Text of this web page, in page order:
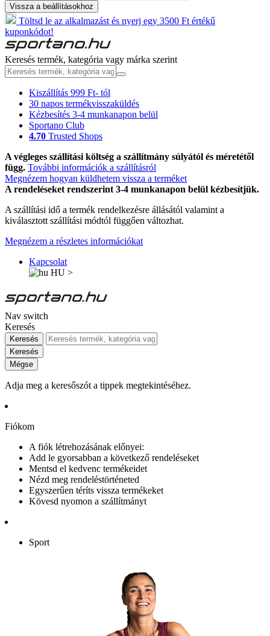
Vissza a beállításokhoz
Töltsd le az alkalmazást és nyerj egy 3500 Ft értékű
kuponkódot!
Keresés termék, kategória vagy márka szerint
Kiszállítás 999 Ft- tól
30 napos termékvisszaküldés
Kézbesítés 3-4 munkanapon belül
Sportano Club
4.70 Trusted Shops
A végleges szállítási költség a szállítmány súlyától és méretétől
függ. További információk a szállításról
Megnézem hogyan küldhetem vissza a terméket
A rendeléseket rendszerint 3-4 munkanapon belül kézbesítjük.
A szállítási idő a termék rendelkezésre állásától valamint a
kiválasztott szállítási módtól függően változhat.
Megnézem a részletes információkat
Kapcsolat
HU >
Nav switch
Keresés
Keresés
Keresés
Mégse
Adja meg a keresőszót a tippek megtekintéséhez.
Fiókom
A fiók létrehozásának előnyei:
Add le gyorsabban a következő rendeléseket
Mentsd el kedvenc termékeidet
Nézd meg rendeléstörténeted
Egyszerűen téríts vissza termékeket
Kövesd nyomon a szállítmányt
Sport